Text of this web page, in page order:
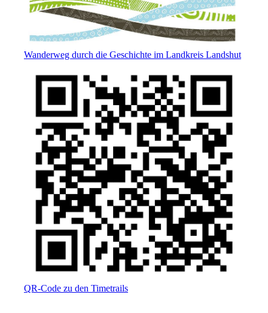
Wanderweg durch die Geschichte im Landkreis Landshut
QR-Code zu den Timetrails